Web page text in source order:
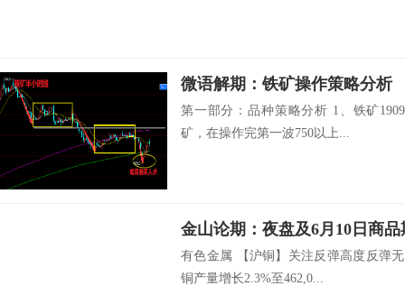
微语解期：铁矿操作策略分析
第一部分：品种策略分析 1、铁矿
矿，在操作完第一波750以上...
金山论期：夜盘及6月10日商
有色金属 【沪铜】关注反弹高度反弹
铜产量增长2.3%至462,0...